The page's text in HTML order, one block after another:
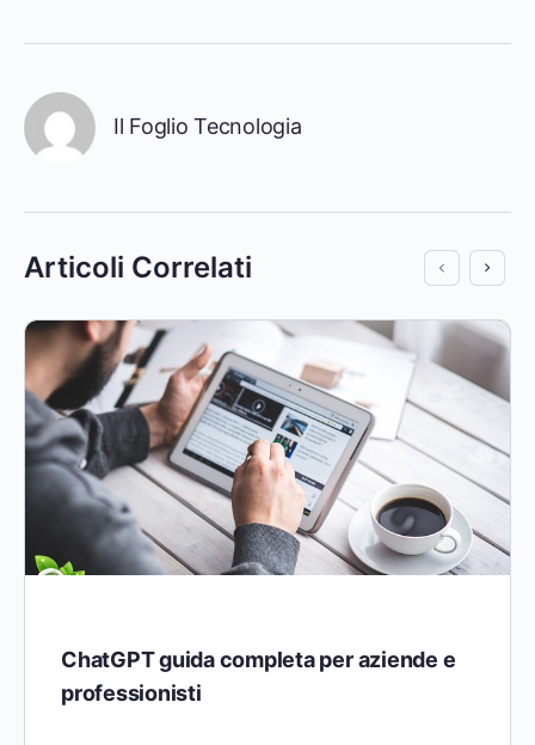
Il Foglio Tecnologia
Articoli Correlati
ChatGPT guida completa per aziende e
professionisti